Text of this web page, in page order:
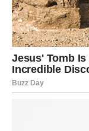
Lav
Lavovi danas
dolazi onda kada
partner će želeti